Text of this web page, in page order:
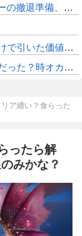
備、はじまる
いた価値ある！
ザに「なんじゃこりゃ」
リア纏い？食らった
ったら解
みかな？